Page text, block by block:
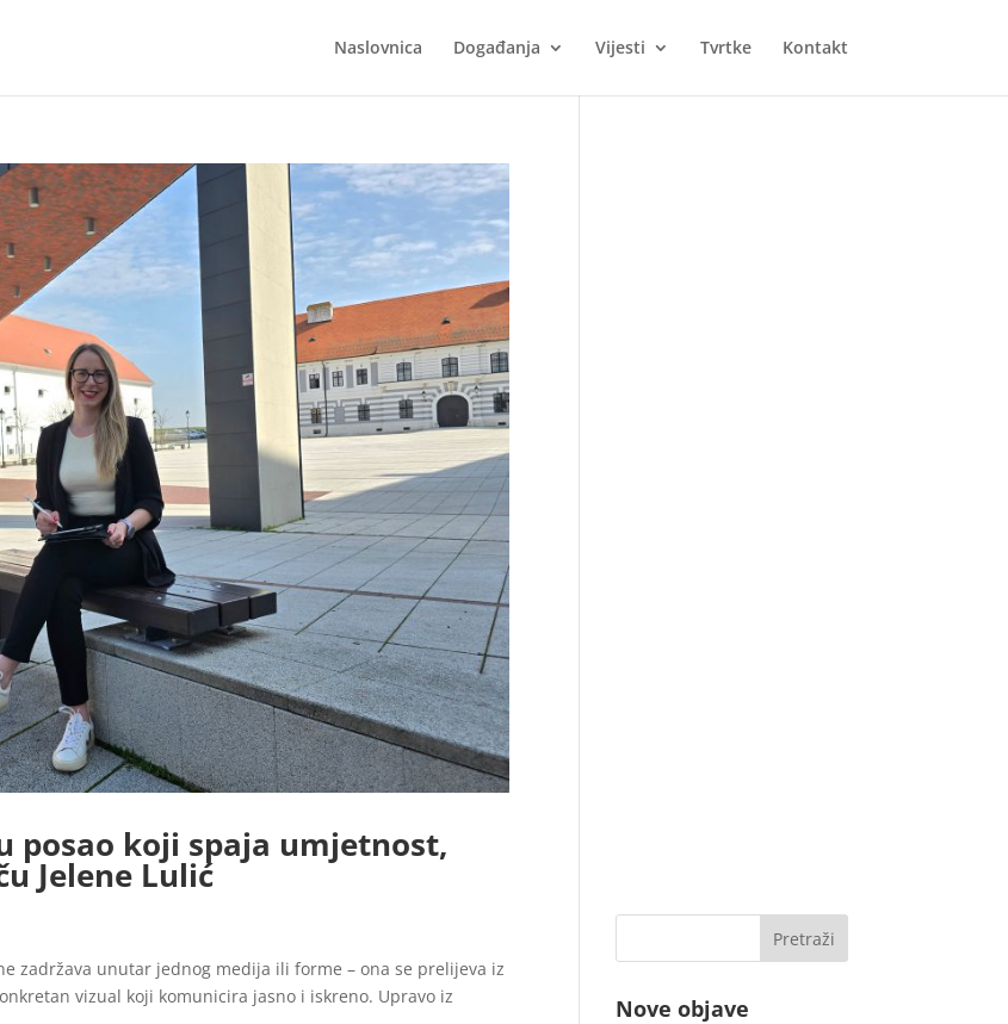
Naslovnica Događanja Vijesti Tvrtke Kontakt
koji spaja umjetnost,
Jelene Lulić
zadržava unutar jednog medija ili forme – ona se prelijeva iz
vizual koji komunicira jasno i iskreno. Upravo iz
Nove objave